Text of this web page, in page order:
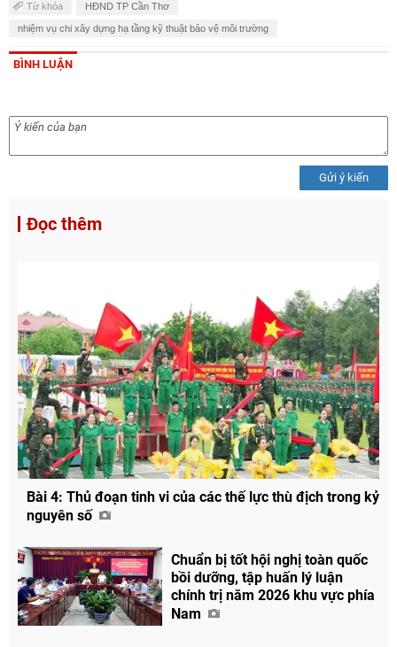
Từ khóa HĐND TP Cần Thơ
nhiệm vụ chi xây dựng hạ tầng kỹ thuật bảo vệ môi trường
BÌNH LUẬN
Gửi ý kiến
Đọc thêm
Bài 4: Thủ đoạn tinh vi của các thế lực thù địch trong kỷ
nguyên số
Chuẩn bị tốt hội nghị toàn quốc
bồi dưỡng, tập huấn lý luận
chính trị năm 2026 khu vực phía
Nam